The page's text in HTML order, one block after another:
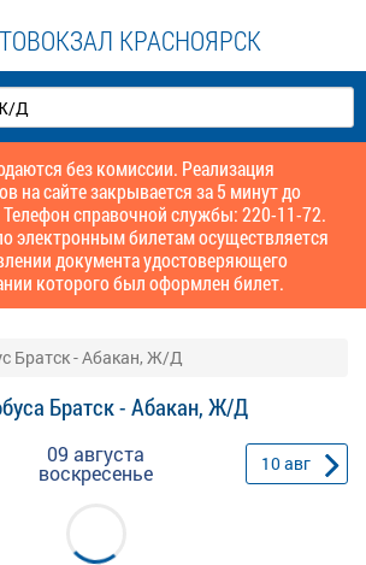
КРАСНОЯРСК
без комиссии. Реализация
на сайте закрывается за 5 минут до
Телефон справочной службы: 220-11-72.
электронным билетам осуществляется
документа удостоверяющего
которого был оформлен билет.
Братск - Абакан, Ж/Д
Братск - Абакан, Ж/Д
09 августа
воскресенье 10авг